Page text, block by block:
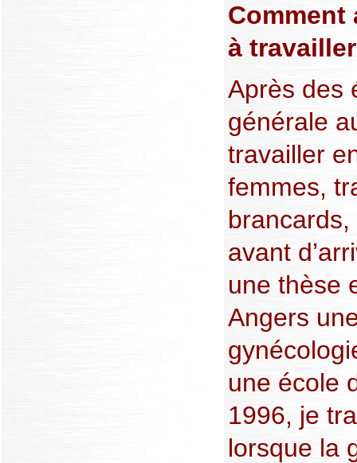
Comment
à
Après des
générale
travailler
femmes,
avant
une thèse
Angers
une école
1996, je
lorsque la